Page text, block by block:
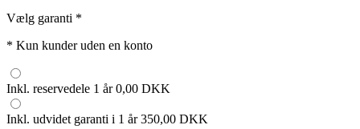
Vælg garanti *
* Kun kunder uden en konto
Inkl. reservedele 1 år0,00 DKK
Inkl. udvidet garanti i 1 år350,00 DKK